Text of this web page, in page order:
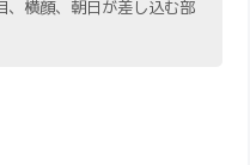
、横顔、朝日が差し込む部